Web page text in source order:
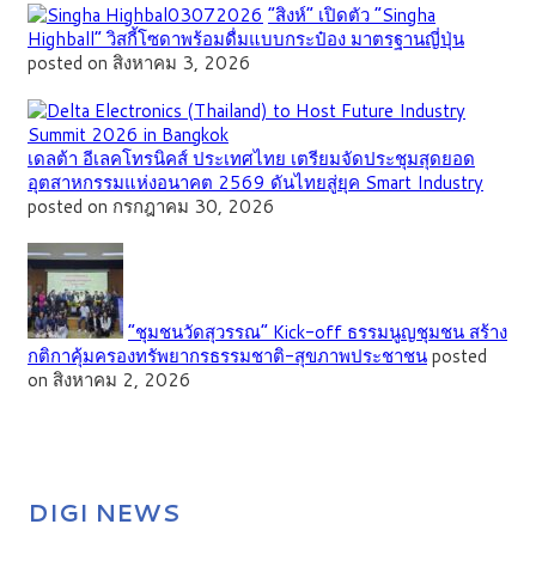
“สิงห์” เปิดตัว “Singha
Highball” วิสกี้โซดาพร้อมดื่มแบบกระป๋อง มาตรฐานญี่ปุ่น
posted on สิงหาคม 3, 2026
เดลต้า อีเลคโทรนิคส์ ประเทศไทย เตรียมจัดประชุมสุดยอด
อุตสาหกรรมแห่งอนาคต 2569 ดันไทยสู่ยุค Smart Industry
posted on กรกฎาคม 30, 2026
”ชุมชนวัดสุวรรณ” Kick-off ธรรมนูญชุมชน สร้าง
กติกาคุ้มครองทรัพยากรธรรมชาติ-สุขภาพประชาชนposted
on สิงหาคม 2, 2026
DIGI NEWS